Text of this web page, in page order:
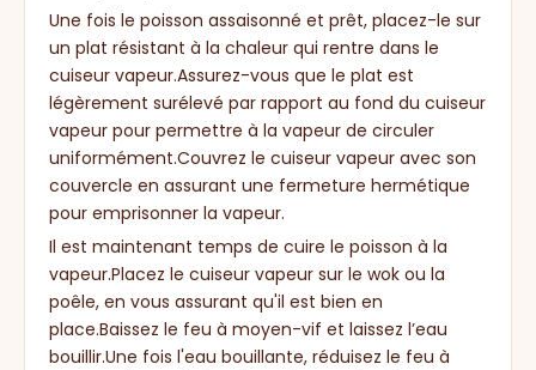
Une fois le poisson assaisonné et prêt, placez-le sur
un plat résistant à la chaleur qui rentre dans le
cuiseur vapeur.Assurez-vous que le plat est
légèrement surélevé par rapport au fond du cuiseur
vapeur pour permettre à la vapeur de circuler
uniformément.Couvrez le cuiseur vapeur avec son
couvercle en assurant une fermeture hermétique
pour emprisonner la vapeur.
Il est maintenant temps de cuire le poisson à la
vapeur.Placez le cuiseur vapeur sur le wok ou la
poêle, en vous assurant qu'il est bien en
place.Baissez le feu à moyen-vif et laissez l’eau
bouillir.Une fois l'eau bouillante, réduisez le feu à